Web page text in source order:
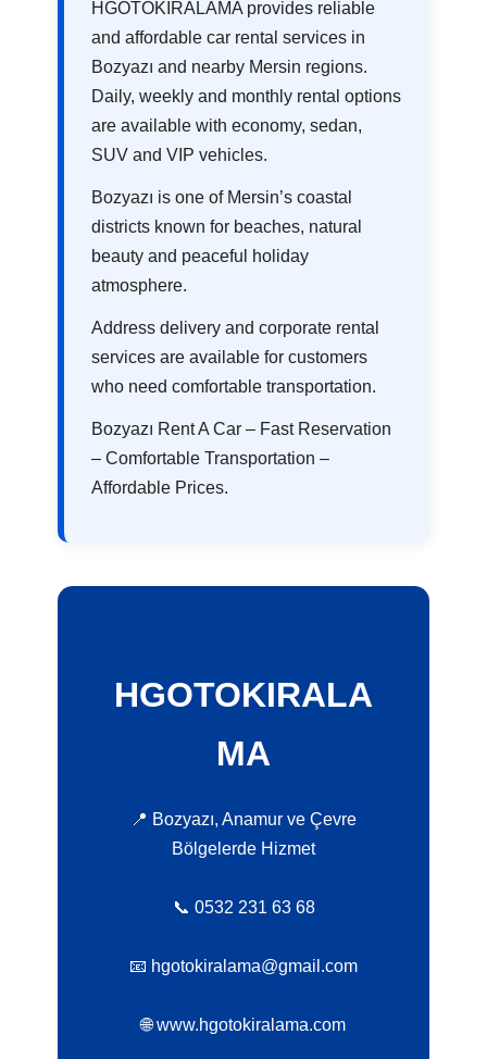
HGOTOKIRALAMA provides reliable
and affordable car rental services in
Bozyazı and nearby Mersin regions.
Daily, weekly and monthly rental options
are available with economy, sedan,
SUV and VIP vehicles.
Bozyazı is one of Mersin’s coastal
districts known for beaches, natural
beauty and peaceful holiday
atmosphere.
Address delivery and corporate rental
services are available for customers
who need comfortable transportation.
Bozyazı Rent A Car – Fast Reservation
– Comfortable Transportation –
Affordable Prices.
HGOTOKIRALA
MA
📍 Bozyazı, Anamur ve Çevre
Bölgelerde Hizmet
📞 0532 231 63 68
📧 hgotokiralama@gmail.com
🌐 www.hgotokiralama.com